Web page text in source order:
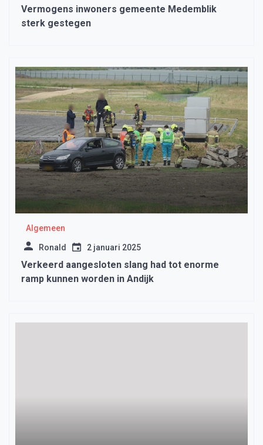
Vermogens inwoners gemeente Medemblik
sterk gestegen
Algemeen
Ronald 2 januari 2025
Verkeerd aangesloten slang had tot enorme
ramp kunnen worden in Andijk